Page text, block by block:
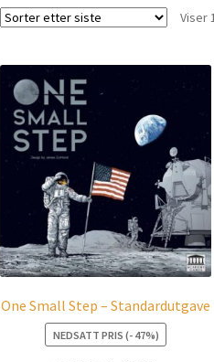
Viser
One Small Step – Standardutgave
NEDSATT PRIS (- 47%)